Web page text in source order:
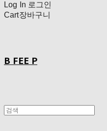
Log In 로그인
Cart장바구니
B FEE P